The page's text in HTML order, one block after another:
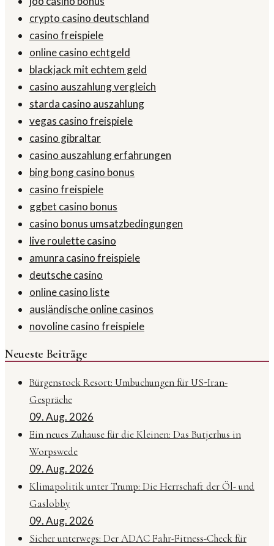
crypto casino deutschland
casino freispiele
online casino echtgeld
blackjack mit echtem geld
casino auszahlung vergleich
starda casino auszahlung
vegas casino freispiele
casino gibraltar
casino auszahlung erfahrungen
bing bong casino bonus
casino freispiele
ggbet casino bonus
casino bonus umsatzbedingungen
live roulette casino
amunra casino freispiele
deutsche casino
online casino liste
ausländische online casinos
novoline casino freispiele
Neueste Beiträge
Bürgenstock Resort: Umbuchungen für US-Iran-
Gespräche
09. Aug. 2026
Ein neues Zuhause für die Kleinen: Das Butjerhus in
Worpswede
09. Aug. 2026
Klimapolitik unter Trump: Die Herrschaft der Öl- und
Gaslobby
09. Aug. 2026
Sicher unterwegs: Der ADAC Fahr-Fitness-Check für